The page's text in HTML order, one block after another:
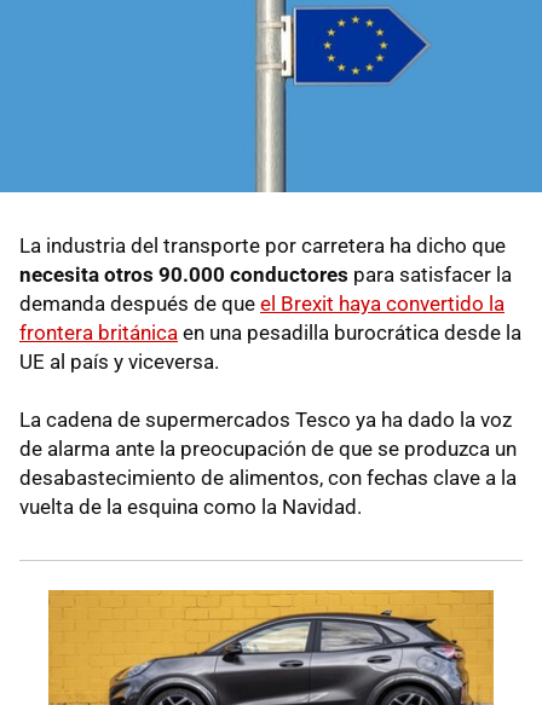
La industria del transporte por carretera ha dicho que
necesita otros 90.000 conductores para satisfacer la
demanda después de que el Brexit haya convertido la
frontera británica en una pesadilla burocrática desde la
UE al país y viceversa.
La cadena de supermercados Tesco ya ha dado la voz
de alarma ante la preocupación de que se produzca un
desabastecimiento de alimentos, con fechas clave a la
vuelta de la esquina como la Navidad.